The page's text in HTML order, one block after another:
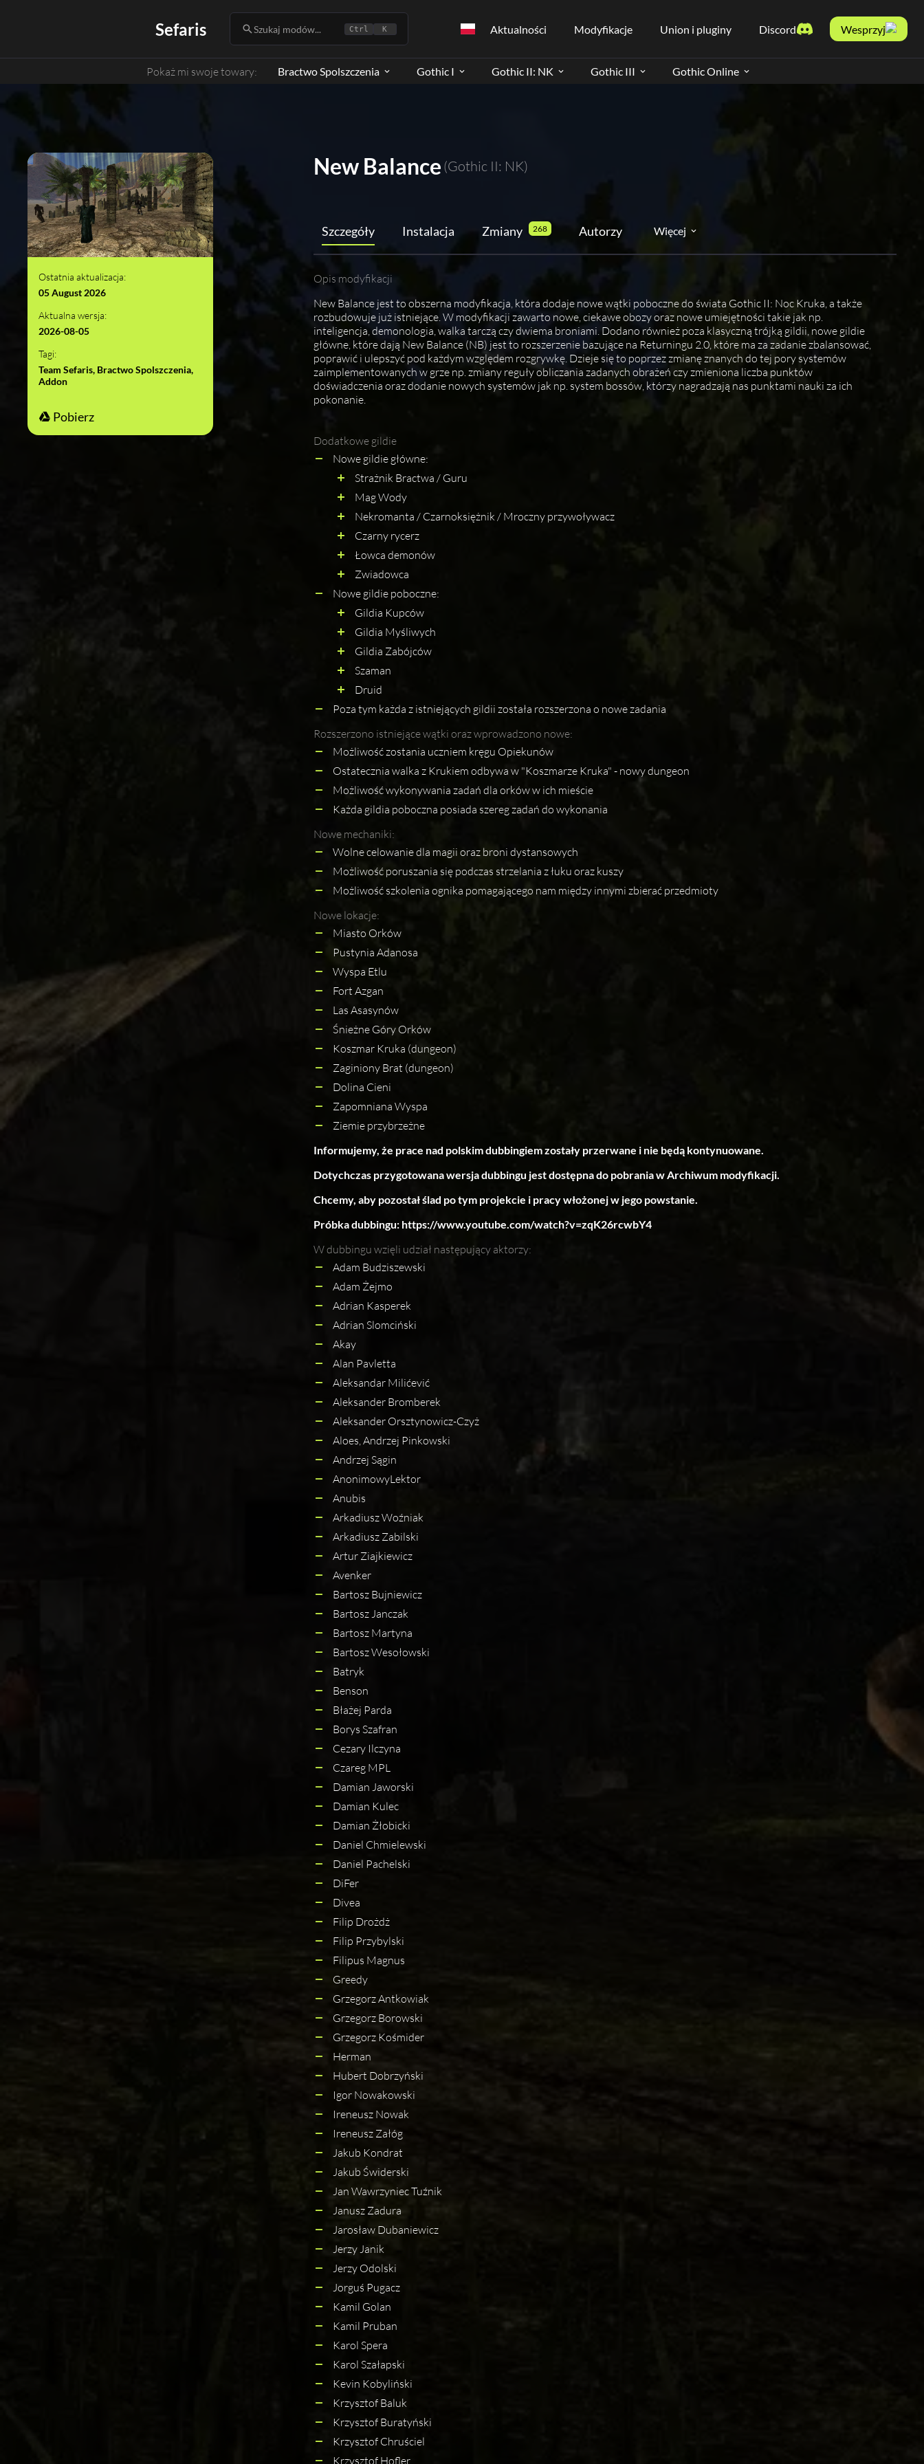
Sefaris Szukaj modów... Ctrl K Aktualności Modyfikacje Union i pluginy Discord Wesprzyj
Pokaż mi swoje towary: Bractwo Spolszczenia Gothic I Gothic II: NK Gothic III Gothic Online
Ostatnia aktualizacja:
05 August 2026
Aktualna wersja:
2026-08-05
Tagi:
Team Sefaris, Bractwo Spolszczenia,
Addon
Pobierz
New Balance (Gothic II: NK)
Szczegóły Instalacja Zmiany 268 Autorzy Więcej
Opis modyfikacji
New Balance jest to obszerna modyfikacja, która dodaje nowe wątki poboczne do świata Gothic II: Noc Kruka, a także
rozbudowuje już istniejące. W modyfikacji zawarto nowe, ciekawe obozy oraz nowe umiejętności takie jak np.
inteligencja, demonologia, walka tarczą czy dwiema broniami. Dodano również poza klasyczną trójką gildii, nowe gildie
główne, które dają New Balance (NB) jest to rozszerzenie bazujące na Returningu 2.0, które ma za zadanie zbalansować,
poprawić i ulepszyć pod każdym względem rozgrywkę. Dzieje się to poprzez zmianę znanych do tej pory systemów
zaimplementowanych w grze np. zmiany reguły obliczania zadanych obrażeń czy zmieniona liczba punktów
doświadczenia oraz dodanie nowych systemów jak np. system bossów, którzy nagradzają nas punktami nauki za ich
pokonanie.
Dodatkowe gildie
Nowe gildie główne:
Strażnik Bractwa / Guru
Mag Wody
Nekromanta / Czarnoksiężnik / Mroczny przywoływacz
Czarny rycerz
Łowca demonów
Zwiadowca
Nowe gildie poboczne:
Gildia Kupców
Gildia Myśliwych
Gildia Zabójców
Szaman
Druid
Poza tym każda z istniejących gildii została rozszerzona o nowe zadania
Rozszerzono istniejące wątki oraz wprowadzono nowe:
Możliwość zostania uczniem kręgu Opiekunów
Ostatecznia walka z Krukiem odbywa w "Koszmarze Kruka" - nowy dungeon
Możliwość wykonywania zadań dla orków w ich mieście
Każda gildia poboczna posiada szereg zadań do wykonania
Nowe mechaniki:
Wolne celowanie dla magii oraz broni dystansowych
Możliwość poruszania się podczas strzelania z łuku oraz kuszy
Możliwość szkolenia ognika pomagającego nam między innymi zbierać przedmioty
Nowe lokacje:
Miasto Orków
Pustynia Adanosa
Wyspa Etlu
Fort Azgan
Las Asasynów
Śnieżne Góry Orków
Koszmar Kruka (dungeon)
Zaginiony Brat (dungeon)
Dolina Cieni
Zapomniana Wyspa
Ziemie przybrzeżne
Informujemy, że prace nad polskim dubbingiem zostały przerwane i nie będą kontynuowane.
Dotychczas przygotowana wersja dubbingu jest dostępna do pobrania w Archiwum modyfikacji.
Chcemy, aby pozostał ślad po tym projekcie i pracy włożonej w jego powstanie.
Próbka dubbingu: https://www.youtube.com/watch?v=zqK26rcwbY4
W dubbingu wzięli udział następujący aktorzy:
Adam Budziszewski
Adam Żejmo
Adrian Kasperek
Adrian Slomciński
Akay
Alan Pavletta
Aleksandar Milićević
Aleksander Bromberek
Aleksander Orsztynowicz-Czyż
Aloes, Andrzej Pinkowski
Andrzej Sągin
AnonimowyLektor
Anubis
Arkadiusz Woźniak
Arkadiusz Zabilski
Artur Ziajkiewicz
Avenker
Bartosz Bujniewicz
Bartosz Janczak
Bartosz Martyna
Bartosz Wesołowski
Batryk
Benson
Błażej Parda
Borys Szafran
Cezary Ilczyna
Czareg MPL
Damian Jaworski
Damian Kulec
Damian Żłobicki
Daniel Chmielewski
Daniel Pachelski
DiFer
Divea
Filip Drożdż
Filip Przybylski
Filipus Magnus
Greedy
Grzegorz Antkowiak
Grzegorz Borowski
Grzegorz Kośmider
Herman
Hubert Dobrzyński
Igor Nowakowski
Ireneusz Nowak
Ireneusz Załóg
Jakub Kondrat
Jakub Świderski
Jan Wawrzyniec Tuźnik
Janusz Zadura
Jarosław Dubaniewicz
Jerzy Janik
Jerzy Odolski
Jorguś Pugacz
Kamil Golan
Kamil Pruban
Karol Spera
Karol Szałapski
Kevin Kobyliński
Krzysztof Baluk
Krzysztof Buratyński
Krzysztof Chruściel
Krzysztof Hofler